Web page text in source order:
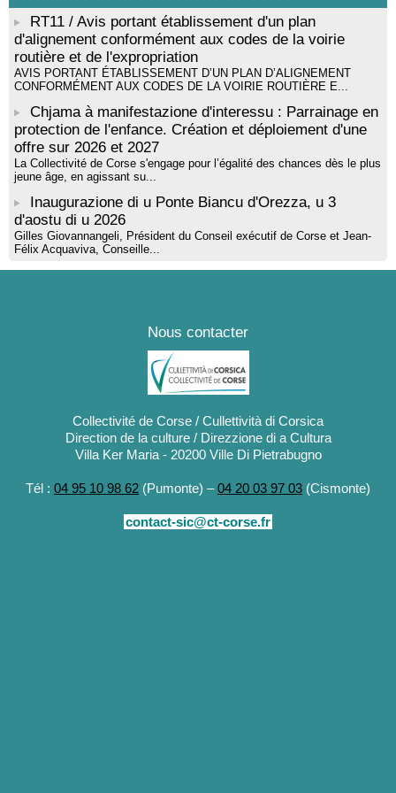
RT11 / Avis portant établissement d'un plan
d'alignement conformément aux codes de la voirie
routière et de l'expropriation
AVIS PORTANT ÉTABLISSEMENT D’UN PLAN D’ALIGNEMENT
CONFORMÉMENT AUX CODES DE LA VOIRIE ROUTIÈRE E...
Chjama à manifestazione d'interessu : Parrainage en
protection de l'enfance. Création et déploiement d'une
offre sur 2026 et 2027
La Collectivité de Corse s'engage pour l’égalité des chances dès le plus
jeune âge, en agissant su...
Inaugurazione di u Ponte Biancu d'Orezza, u 3
d'aostu di u 2026
Gilles Giovannangeli, Président du Conseil exécutif de Corse et Jean-
Félix Acquaviva, Conseille...
Nous contacter
Collectivité de Corse / Cullettività di Corsica
Direction de la culture / Direzzione di a Cultura
Villa Ker Maria - 20200 Ville Di Pietrabugno
Tél : 04 95 10 98 62 (Pumonte) –04 20 03 97 03 (Cismonte)
contact-sic@ct-corse.fr